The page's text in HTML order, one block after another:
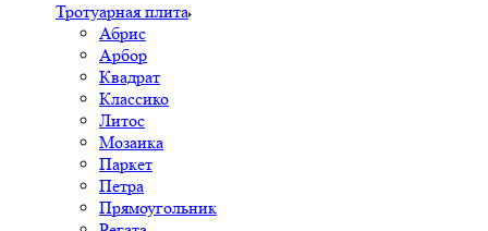
Тротуарная плита
Абрис
Арбор
Квадрат
Классико
Литос
Мозаика
Паркет
Петра
Прямоугольник